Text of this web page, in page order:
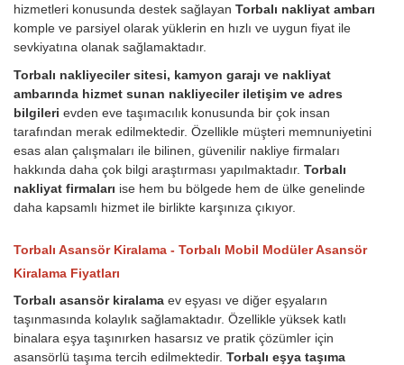
hizmetleri konusunda destek sağlayan Torbalı nakliyat ambarı
komple ve parsiyel olarak yüklerin en hızlı ve uygun fiyat ile
sevkiyatına olanak sağlamaktadır.
Torbalı nakliyeciler sitesi, kamyon garajı ve nakliyat
ambarında hizmet sunan nakliyeciler iletişim ve adres
bilgileri evden eve taşımacılık konusunda bir çok insan
tarafından merak edilmektedir. Özellikle müşteri memnuniyetini
esas alan çalışmaları ile bilinen, güvenilir nakliye firmaları
hakkında daha çok bilgi araştırması yapılmaktadır. Torbalı
nakliyat firmaları ise hem bu bölgede hem de ülke genelinde
daha kapsamlı hizmet ile birlikte karşınıza çıkıyor.
Torbalı Asansör Kiralama - Torbalı Mobil Modüler Asansör
Kiralama Fiyatları
Torbalı asansör kiralama ev eşyası ve diğer eşyaların
taşınmasında kolaylık sağlamaktadır. Özellikle yüksek katlı
binalara eşya taşınırken hasarsız ve pratik çözümler için
asansörlü taşıma tercih edilmektedir. Torbalı eşya taşıma